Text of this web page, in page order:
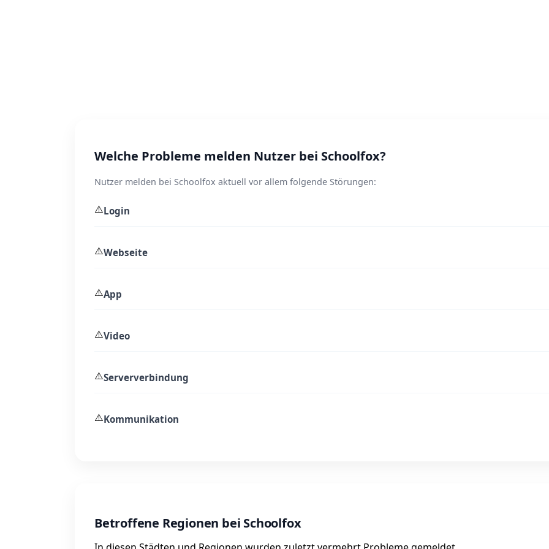
Welche Probleme melden Nutzer bei Schoolfox?
Nutzer melden bei Schoolfox aktuell vor allem folgende Störungen:
⚠️Login
⚠️Webseite
⚠️App
⚠️Video
⚠️Serververbindung
⚠️Kommunikation
Betroffene Regionen bei Schoolfox